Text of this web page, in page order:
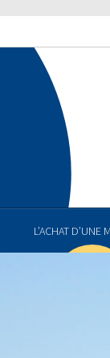
L’ACHAT D’UNE